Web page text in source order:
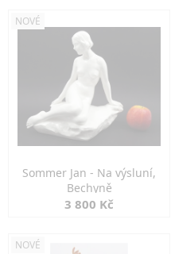
NOVÉ
Sommer Jan - Na výsluní,
Bechyně
3 800 Kč
NOVÉ